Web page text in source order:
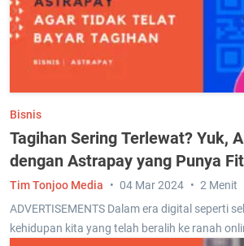
Bisnis
Tagihan Sering Terlewat? Yuk,
dengan Astrapay yang Punya
ADVERTISEMENTS Dalam era digital seperti
kehidupan kita yang telah beralih ke ranah
Tim Tonjoo Media 04 Mar 2024 2 Menit